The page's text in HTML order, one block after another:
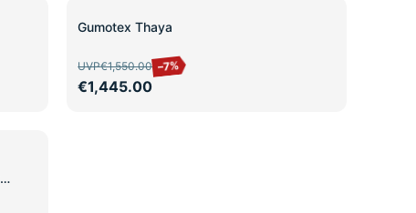
SALE
Gumotex Thaya
UVP€1,550.00 –7%
€1,445.00